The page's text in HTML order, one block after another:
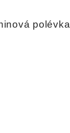
polévka